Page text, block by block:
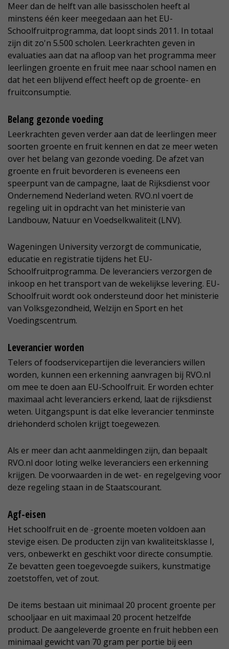
Meer dan de helft van alle basisscholen heeft al
minstens één keer meegedaan aan het EU-
Schoolfruitprogramma, dat loopt sinds 2011. In totaal
zijn dit zo'n 5.500 scholen. Leerkrachten geven in
evaluaties aan dat na afloop van het programma meer
leerlingen groente en fruit mee naar school namen en
dat het een blijvend effect heeft op de groente- en
fruitconsumptie.
Belang gezonde voeding
Leerkrachten geven verder aan dat de leerlingen meer
soorten groente en fruit kennen en dat ze meer weten
over het belang van gezonde voeding. De afzet van
groente en fruit bevorderen is eveneens een
speerpunt van de campagne, laat de Rijksdienst voor
Ondernemend Nederland weten. RVO.nl voert de
regeling uit in opdracht van het ministerie van
Landbouw, Natuur en Voedselkwaliteit (LNV).
Wageningen University verzorgt de communicatie,
educatie en registratie tijdens het EU-
Schoolfruitprogramma. De leveranciers verzorgen de
inkoop en het transport van de wekelijkse levering. EU-
Schoolfruit wordt ook ondersteund door het ministerie
van Volksgezondheid, Welzijn en Sport en het
Voedingscentrum.
Leverancier worden
Telers of foodservicepartijen die leveranciers willen
worden, kunnen een erkenning aanvragen bij RVO.nl
om mee te doen aan EU-Schoolfruit. Er worden echter
maximaal acht leveranciers erkend, laat de rijksdienst
weten. Uitgangspunt is dat elke leverancier tenminste
driehonderd scholen krijgt toegewezen.
Als er meer dan acht aanmeldingen zijn, dan bepaalt
RVO.nl door loting welke leveranciers een erkenning
krijgen. De voorwaarden in de wet- en regelgeving voor
deze regeling staan in de Staatscourant.
Agf-eisen
Het schoolfruit en de -groente moeten voldoen aan
stevige eisen. De producten zijn van kwaliteitsklasse I,
vers, onbewerkt en geschikt voor directe consumptie.
Ze bevatten geen toegevoegde suikers, kunstmatige
zoetstoffen, vet of zout.
De items bestaan uit minimaal 20 procent groente per
schooljaar en uit maximaal 20 procent hetzelfde
product. De aangeleverde groente en fruit hebben een
minimaal gewicht van 70 gram per portie bij een